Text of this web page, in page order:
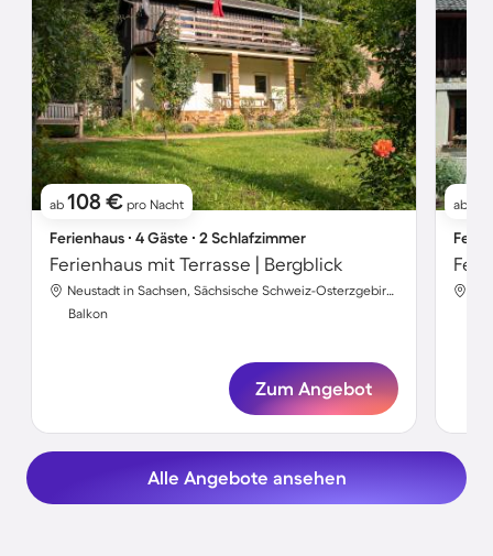
ab 108 € pro Nacht
Ferienhaus ∙ 4 Gäste ∙ 2 Schlafzimmer
Ferienhaus mit Terrasse | Bergblick
Neustadt in Sachsen, Sächsische Schweiz-Osterzgebirge, Deutschland
Balkon
Zum Angebot
ab
Alle Angebote ansehen